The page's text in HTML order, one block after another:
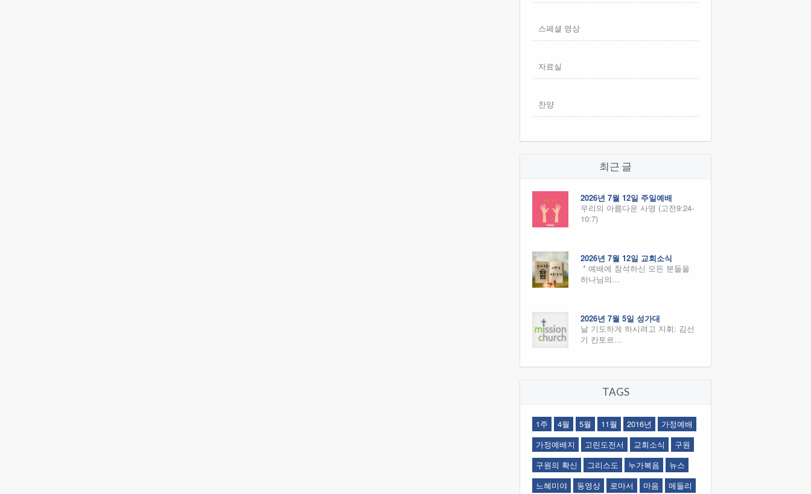
스페셜 영상
자료실
찬양
최근 글
2026년 7월 12일 주일예배
우리의 아름다운 사명 (고전9:24-
10:7)
2026년 7월 12일 교회소식
* 예배에 참석하신 모든 분들을
하나님의…
2026년 7월 5일 성가대
날 기도하게 하시려고 지휘: 김선
기 칸토르…
TAGS
1주 4월 5월 11월 2016년
가정예배
가정예배지
고린도전서 교회소식
구원
구원의 확신
그리스도 누가복음
뉴스
느혜미야
동영상 로마서 마음
메들리